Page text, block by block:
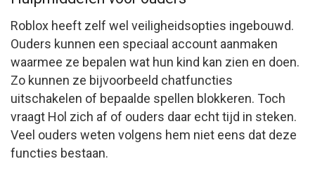
Roblox heeft zelf wel veiligheidsopties ingebouwd.
Ouders kunnen een speciaal account aanmaken
waarmee ze bepalen wat hun kind kan zien en doen.
Zo kunnen ze bijvoorbeeld chatfuncties
uitschakelen of bepaalde spellen blokkeren. Toch
vraagt Hol zich af of ouders daar echt tijd in steken.
Veel ouders weten volgens hem niet eens dat deze
functies bestaan.